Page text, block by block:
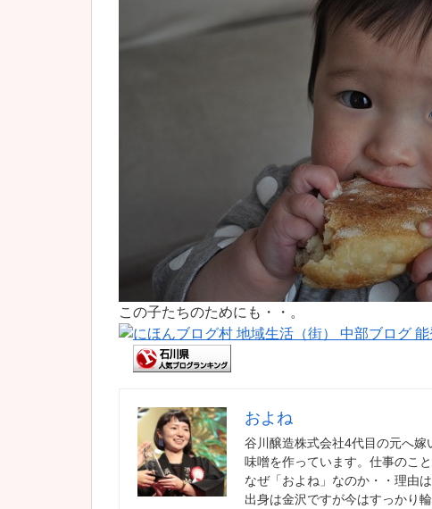
この子たちのためにも・・。
およね
谷川醸造株式会社4代目の元へ嫁
味噌を作っています。仕事のこ
なぜ「およね」なのか・・理由
出身は金沢ですが今はすっかり